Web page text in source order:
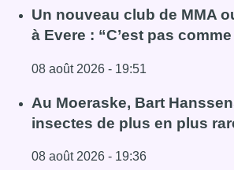
Un nouveau club de MMA
à Evere : “C’est pas
08 août 2026 - 19:51
Lire l'article Un nouveau club de
Au Moeraske, Bart
insectes de plus en plus
08 août 2026 - 19:36